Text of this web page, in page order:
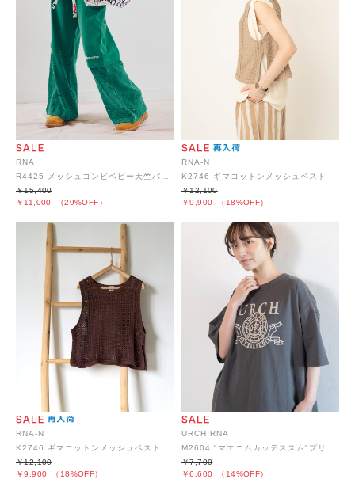
RNA
￥11,000 （29%OFF）
￥15,400
RNA-N
K2746 ギマコットンメッシュベスト
￥9,900 （18%OFF）
￥12,100
RNA-N
K2746 ギマコットンメッシュベスト
￥9,900 （18%OFF）
￥12,100
URCH RNA
￥6,600 （14%OFF）
￥7,700